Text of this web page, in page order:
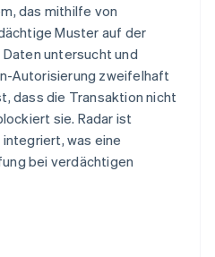
das mithilfe von
Muster auf der
untersucht und
Autorisierung zweifelhaft
dass die Transaktion nicht
sie. Radar ist
integriert, was eine
bei verdächtigen